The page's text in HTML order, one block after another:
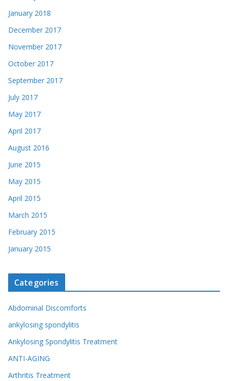
January 2018
December 2017
November 2017
October 2017
September 2017
July 2017
May 2017
April 2017
August 2016
June 2015
May 2015
April 2015
March 2015
February 2015
January 2015
Categories
Abdominal Discomforts
ankylosing spondylitis
Ankylosing Spondylitis Treatment
ANTI-AGING
Arthritis Treatment